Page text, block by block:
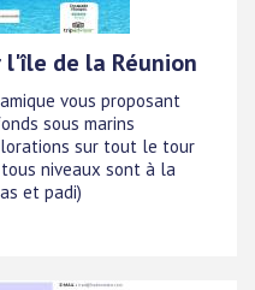
l'île de la Réunion
vous proposant
sous marins
sur tout le tour
niveaux sont à la
et padi)